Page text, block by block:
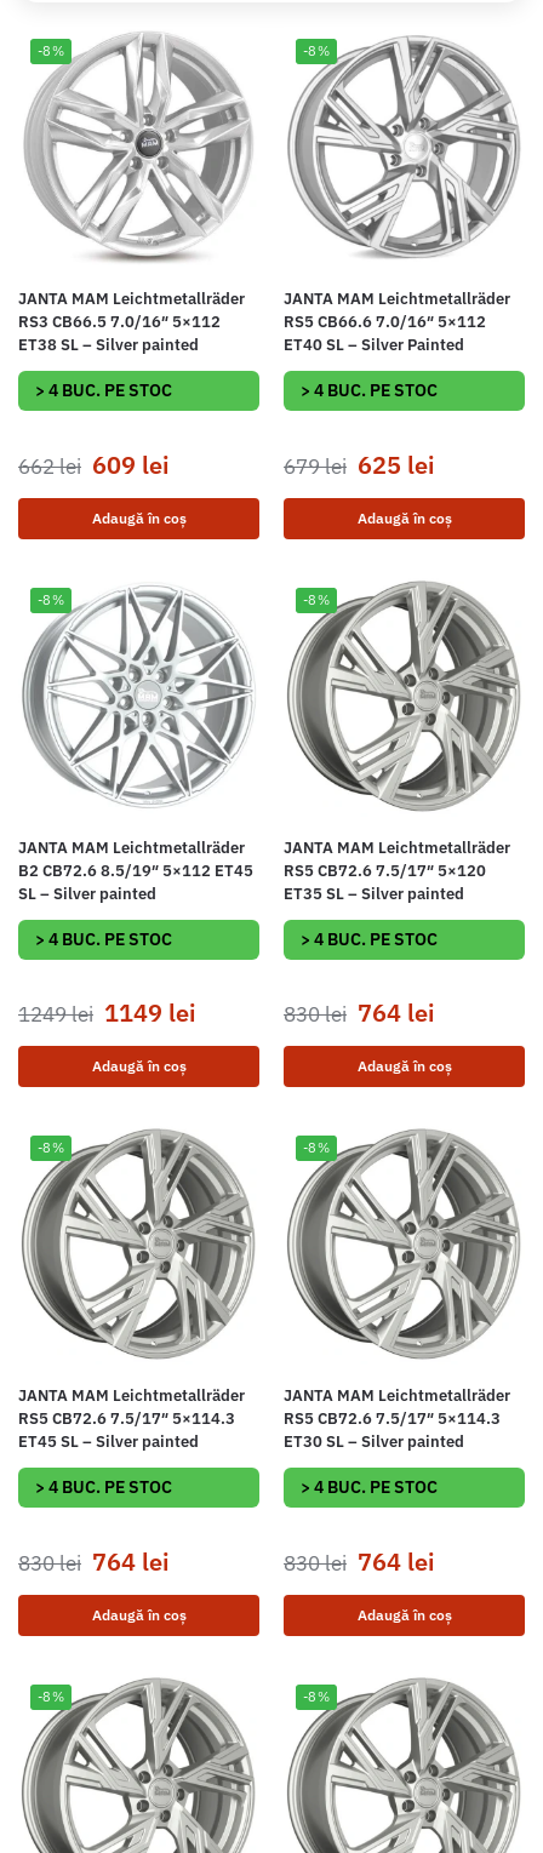
-8%
JANTA MAM Leichtmetallräder
RS3 CB66.5 7.0/16″ 5×112
ET38 SL – Silver painted
> 4 BUC. PE STOC
662lei 609 lei
Adaugă în coș
-8%
JANTA MAM Leichtmetallräder
RS5 CB66.6 7.0/16″ 5×112
ET40 SL – Silver Painted
> 4 BUC. PE STOC
679lei 625 lei
Adaugă în coș
-8%
JANTA MAM Leichtmetallräder
B2 CB72.6 8.5/19″ 5×112 ET45
SL – Silver painted
> 4 BUC. PE STOC
1249lei 1149 lei
Adaugă în coș
-8%
JANTA MAM Leichtmetallräder
RS5 CB72.6 7.5/17″ 5×120
ET35 SL – Silver painted
> 4 BUC. PE STOC
830lei 764 lei
Adaugă în coș
-8%
JANTA MAM Leichtmetallräder
RS5 CB72.6 7.5/17″ 5×114.3
ET45 SL – Silver painted
> 4 BUC. PE STOC
830lei 764 lei
Adaugă în coș
-8%
JANTA MAM Leichtmetallräder
RS5 CB72.6 7.5/17″ 5×114.3
ET30 SL – Silver painted
> 4 BUC. PE STOC
830lei 764 lei
Adaugă în coș
-8% -8%